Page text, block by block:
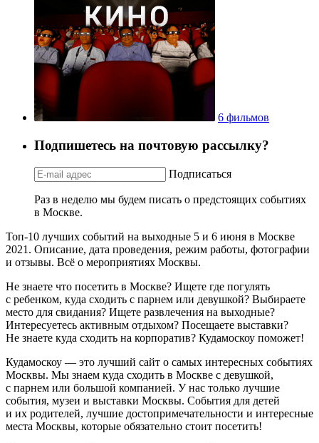
6 фильмов
Подпишетесь на почтовую рассылку?
Подписаться
Раз в неделю мы будем писать о предстоящих событиях
в Москве.
Топ-10 лучших событий на выходные 5 и 6 июня в Москве
2021. Описание, дата проведения, режим работы, фотографии
и отзывы. Всё о мероприятиях Москвы.
Не знаете что посетить в Москве? Ищете где погулять
с ребенком, куда сходить с парнем или девушкой? Выбираете
место для свидания? Ищете развлечения на выходные?
Интересуетесь активным отдыхом? Посещаете выставки?
Не знаете куда сходить на корпоратив? Кудамоскоу поможет!
Кудамоскоу — это лучший сайт о самых интересных событиях
Москвы. Мы знаем куда сходить в Москве с девушкой,
с парнем или большой компанией. У нас только лучшие
события, музеи и выставки Москвы. События для детей
и их родителей, лучшие достопримечательности и интересные
места Москвы, которые обязательно стоит посетить!